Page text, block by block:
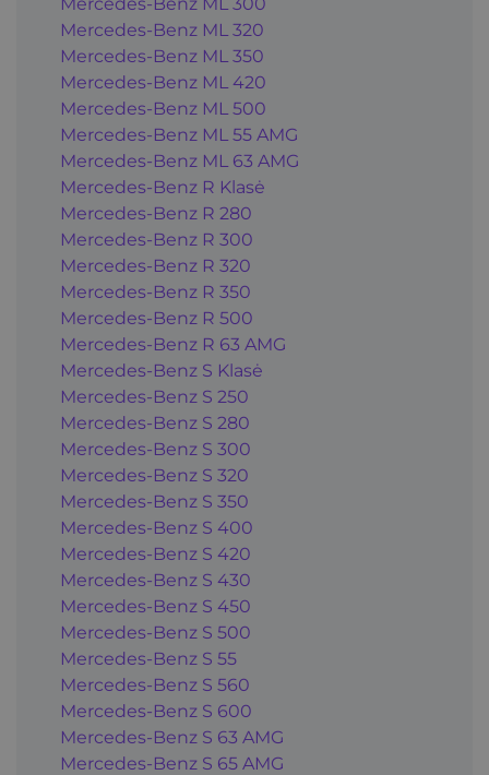
Mercedes-Benz ML 320
Mercedes-Benz ML 350
Mercedes-Benz ML 420
Mercedes-Benz ML 500
Mercedes-Benz ML 55 AMG
Mercedes-Benz ML 63 AMG
Mercedes-Benz R Klasė
Mercedes-Benz R 280
Mercedes-Benz R 300
Mercedes-Benz R 320
Mercedes-Benz R 350
Mercedes-Benz R 500
Mercedes-Benz R 63 AMG
Mercedes-Benz S Klasė
Mercedes-Benz S 250
Mercedes-Benz S 280
Mercedes-Benz S 300
Mercedes-Benz S 320
Mercedes-Benz S 350
Mercedes-Benz S 400
Mercedes-Benz S 420
Mercedes-Benz S 430
Mercedes-Benz S 450
Mercedes-Benz S 500
Mercedes-Benz S 55
Mercedes-Benz S 560
Mercedes-Benz S 600
Mercedes-Benz S 63 AMG
Mercedes-Benz S 65 AMG